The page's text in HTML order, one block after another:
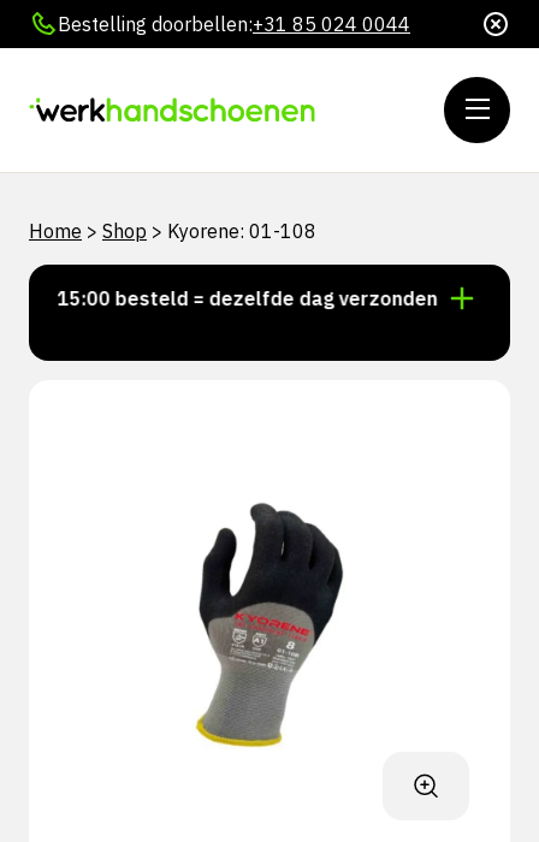
Bestelling doorbellen:+31 85 024 0044
Home > Shop > Kyorene: 01-108
15:00 besteld = dezelfde dag verzonden